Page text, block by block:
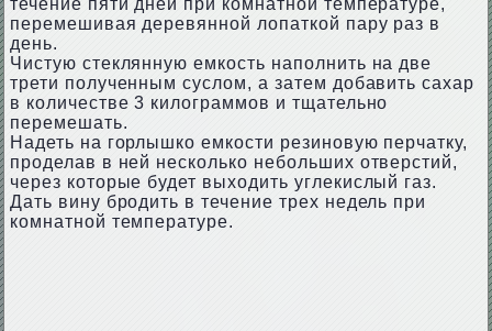
течение пяти дней при комнатной температуре,
перемешивая деревянной лопаткой пару раз в
день.
Чистую стеклянную емкость наполнить на две
трети полученным суслом, а затем добавить сахар
в количестве 3 килограммов и тщательно
перемешать.
Надеть на горлышко емкости резиновую перчатку,
проделав в ней несколько небольших отверстий,
через которые будет выходить углекислый газ.
Дать вину бродить в течение трех недель при
комнатной температуре.